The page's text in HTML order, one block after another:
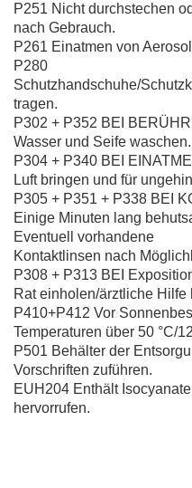
P251 Nicht durchstechen
nach Gebrauch.
P261 Einatmen von
P280
Schutzhandschuhe/
tragen.
P302 + P352 BEI
Wasser und Seife waschen.
P304 + P340 BEI
Luft bringen und für
P305 + P351 + P338 BEI
Einige Minuten lang
Eventuell vorhandene
Kontaktlinsen nach
P308 + P313 BEI
Rat einholen/ärztliche Hilfe
P410+P412 Vor
Temperaturen über 50 °C/
P501 Behälter der
Vorschriften zuführen.
EUH204 Enthält
hervorrufen.